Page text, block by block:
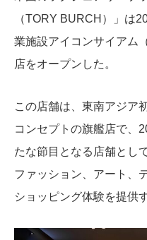
（TORY BURCH）」は
業施設アイコンサイアム
店をオープンした。
この店舗は、東南アジア
コンセプトの旗艦店で、
たな節目となる店舗とし
ファッション、アート、
ショッピング体験を提供